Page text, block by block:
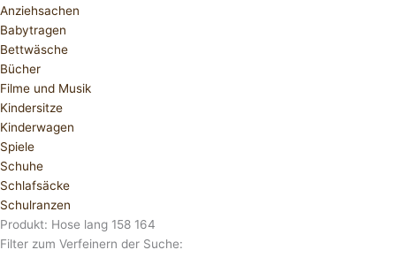
Anziehsachen
Babytragen
Bettwäsche
Bücher
Filme und Musik
Kindersitze
Kinderwagen
Spiele
Schuhe
Schlafsäcke
Schulranzen
Produkt: Hose lang 158 164
Filter zum Verfeinern der Suche: